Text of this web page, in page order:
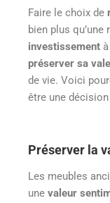
Faire le choix de
bien plus qu’une
investissement
préserver sa
de vie. Voici
être une
Préserver la
Les meubles
une valeur